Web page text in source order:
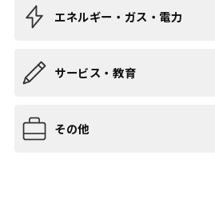
エネルギー・ガス・電力
サービス・教育
その他